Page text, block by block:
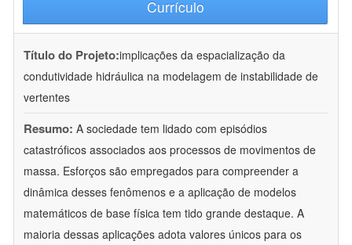
Currículo
Título do Projeto:implicações da espacialização da
condutividade hidráulica na modelagem de instabilidade de
vertentes
Resumo: A sociedade tem lidado com episódios
catastróficos associados aos processos de movimentos de
massa. Esforços são empregados para compreender a
dinâmica desses fenômenos e a aplicação de modelos
matemáticos de base física tem tido grande destaque. A
maioria dessas aplicações adota valores únicos para os